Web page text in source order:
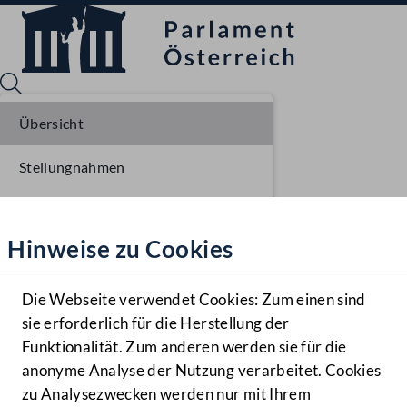
Hilfe
Benutzer
Navigationsmenü öffnen
MENÜ
Hinweise zu Cookies
Die Webseite verwendet Cookies: Zum einen sind
sie erforderlich für die Herstellung der
Funktionalität. Zum anderen werden sie für die
anonyme Analyse der Nutzung verarbeitet. Cookies
zu Analysezwecken werden nur mit Ihrem
Übersicht
Stellungnahmen